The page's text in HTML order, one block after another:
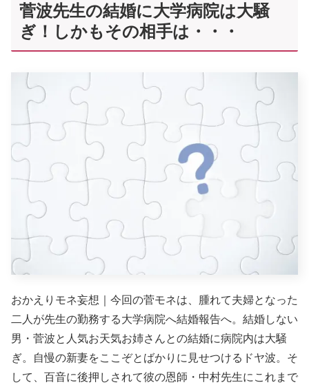
菅波先生の結婚に大学病院は大騒
ぎ！しかもその相手は・・・
おかえりモネ妄想｜今回の菅モネは、腫れて夫婦となった
二人が先生の勤務する大学病院へ結婚報告へ。結婚しない
男・菅波と人気お天気お姉さんとの結婚に病院内は大騒
ぎ。自慢の新妻をここぞとばかりに見せつけるドヤ波。そ
して、百音に後押しされて彼の恩師・中村先生にこれまで